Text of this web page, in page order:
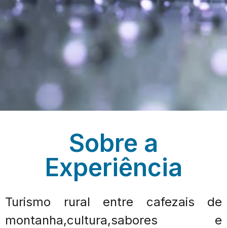
Sobre a
Experiência
Turismo rural entre cafezais de
montanha,cultura,sabores e